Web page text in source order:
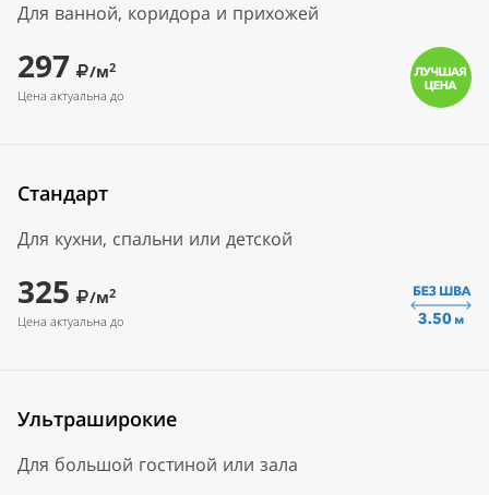
Для ванной, коридора и прихожей
297 /м2
Цена актуальна до
Стандарт
Для кухни, спальни или детской
325 /м2
Цена актуальна до
Ультраширокие
Для большой гостиной или зала